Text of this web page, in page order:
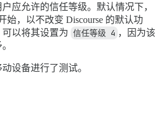
应允许的信任等级。默认情况下，
始，以不改变 Discourse 的默认功
以将其设置为 信任等级 4 ，因为该
设备进行了测试。